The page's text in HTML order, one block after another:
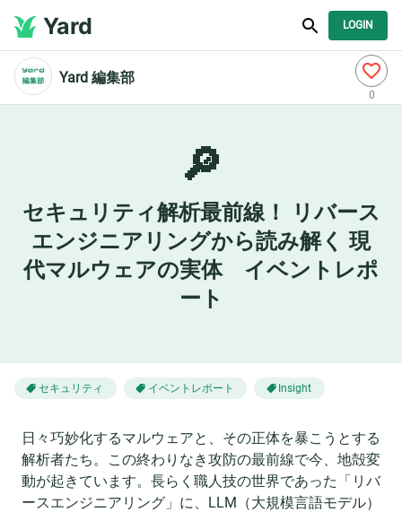
Yard LOGIN
Yard 編集部
0
🔎
セキュリティ解析最前線！ リバース
エンジニアリングから読み解く 現
代マルウェアの実体 イベントレポ
ート
セキュリティ イベントレポート Insight
日々巧妙化するマルウェアと、その正体を暴こうとする
解析者たち。この終わりなき攻防の最前線で今、地殻変
動が起きています。長らく職人技の世界であった「リバ
ースエンジニアリング」に、LLM（大規模言語モデル）